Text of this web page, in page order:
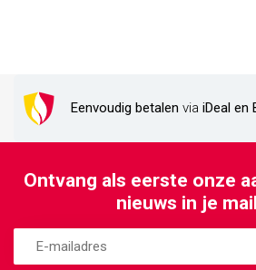
Eenvoudig betalen via iDeal en
Ontvang als eerste onze
nieuws in je